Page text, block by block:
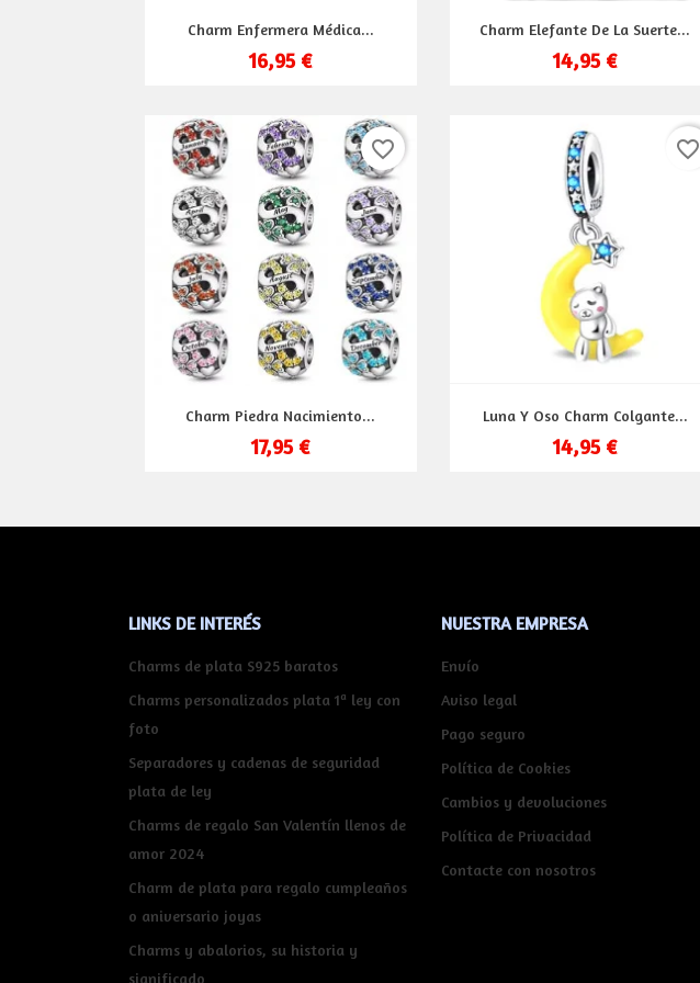
Vista rápida
Charm Enfermera Médica...
16,95 €
Vista rápida
Charm Elefante De La Suerte...
14,95 €
Vista rápida
Charm Piedra Nacimiento...
17,95 €
favorite_border
Vista rápida
Luna Y Oso Charm Colgante...
14,95 €
favorite_border
LINKS DE INTERÉS
Charms de plata S925 baratos
Charms personalizados plata 1ª ley con
foto
Separadores y cadenas de seguridad
plata de ley
Charms de regalo San Valentín llenos de
amor 2024
Charm de plata para regalo cumpleaños
o aniversario joyas
Charms y abalorios, su historia y
significado
NUESTRA EMPRESA
Envío
Aviso legal
Pago seguro
Política de Cookies
Cambios y devoluciones
Política de Privacidad
Contacte con nosotros